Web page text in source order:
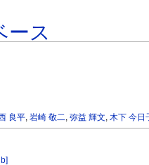
ース
良平,岩崎 敬二,弥益 輝文,木下 今日